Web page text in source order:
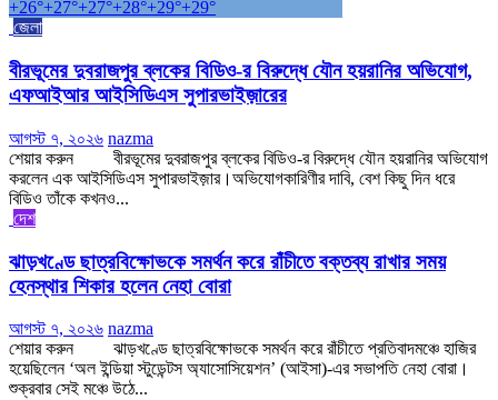
+26°+27°+27°+28°+29°+29°
জেলা
বীরভূমের দুবরাজপুর ব্লকের বিডিও-র বিরুদ্ধে যৌন হয়রানির অভিযোগ,
এফআইআর আইসিডিএস সুপারভাইজ়ারের
আগস্ট ৭, ২০২৬ nazma
শেয়ার করুন বীরভূমের দুবরাজপুর ব্লকের বিডিও-র বিরুদ্ধে যৌন হয়রানির অভিযোগ
করলেন এক আইসিডিএস সুপারভাইজ়ার।অভিযোগকারিণীর দাবি, বেশ কিছু দিন ধরে
বিডিও তাঁকে কখনও...
দেশ
ঝাড়খণ্ডে ছাত্রবিক্ষোভকে সমর্থন করে রাঁচীতে বক্তব্য রাখার সময়
হেনস্থার শিকার হলেন নেহা বোরা
আগস্ট ৭, ২০২৬ nazma
শেয়ার করুন ঝাড়খণ্ডে ছাত্রবিক্ষোভকে সমর্থন করে রাঁচীতে প্রতিবাদমঞ্চে হাজির
হয়েছিলেন ‘অল ইন্ডিয়া স্টুডেন্টস অ্যাসোসিয়েশন’ (আইসা)-এর সভাপতি নেহা বোরা।
শুক্রবার সেই মঞ্চে উঠে...